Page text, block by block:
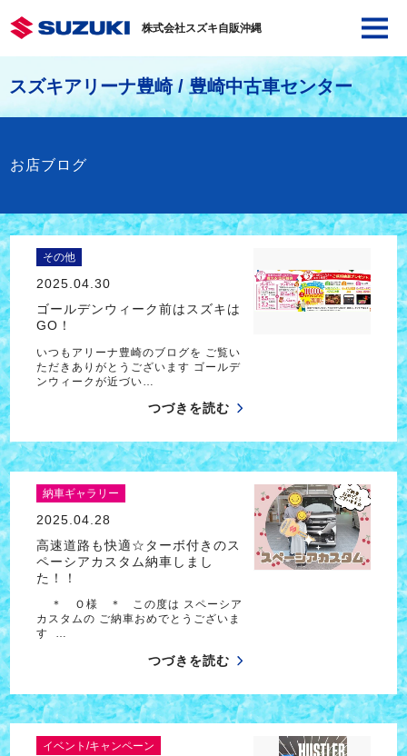
株式会社スズキ自販沖縄
スズキアリーナ豊崎 / 豊崎中古車センター
お店ブログ
その他
2025.04.30
ゴールデンウィーク前はスズキは
GO！
いつもアリーナ豊崎のブログを ご覧い
ただきありがとうございます ゴールデ
ンウィークが近づい…
つづきを読む
納車ギャラリー
2025.04.28
高速道路も快適☆ターボ付きのス
ペーシアカスタム納車しまし
た！！
＊ Ｏ様 ＊ この度は スペーシア
カスタムの ご納車おめでとうございま
す …
つづきを読む
イベント/キャンペーン